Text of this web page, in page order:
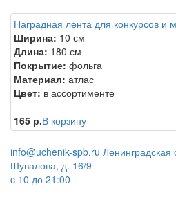
Наградная лента для конкурсов и
Ширина: 10 см
Длина: 180 см
Покрытие: фольга
Материал: атлас
Цвет: в ассортименте
165 р.В корзину
info@uchenik-spb.ru Ленинградская
Шувалова, д. 16/9
c 10 до 21:00